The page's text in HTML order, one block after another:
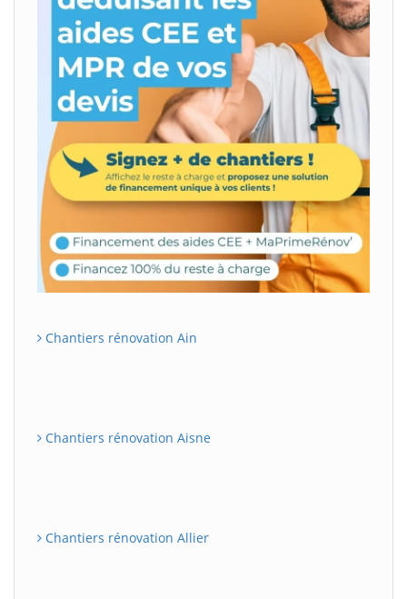
Chantiers rénovation Ain
Chantiers rénovation Aisne
Chantiers rénovation Allier